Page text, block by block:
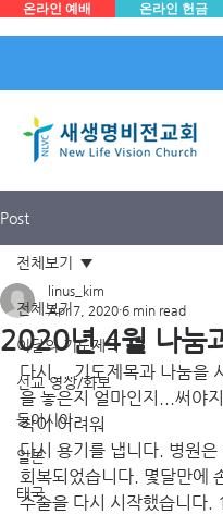
온라인 예배 온라인 헌금
Post
전체보기
이달의 기도제목
선교 영상/화보
동아시아
일본
태국
전체보기
2020년 4월 나눔
linus_kim
Apr 7, 2020 6 min read
다시....기도제목과 나눔을
을 놓은지 얼마인지...써야
작이 어려워
다시 용기를 냅니다. 병원
회복되었습니다. 몇달만에
수술을 다시 시작했습니다.